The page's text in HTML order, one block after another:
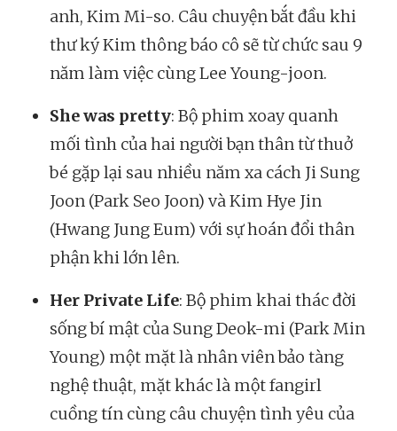
anh, Kim Mi-so. Câu chuyện bắt đầu khi
thư ký Kim thông báo cô sẽ từ chức sau 9
năm làm việc cùng Lee Young-joon.
She was pretty: Bộ phim xoay quanh
mối tình của hai người bạn thân từ thuở
bé gặp lại sau nhiều năm xa cách Ji Sung
Joon (Park Seo Joon) và Kim Hye Jin
(Hwang Jung Eum) với sự hoán đổi thân
phận khi lớn lên.
Her Private Life: Bộ phim khai thác đời
sống bí mật của Sung Deok-mi (Park Min
Young) một mặt là nhân viên bảo tàng
nghệ thuật, mặt khác là một fangirl
cuồng tín cùng câu chuyện tình yêu của